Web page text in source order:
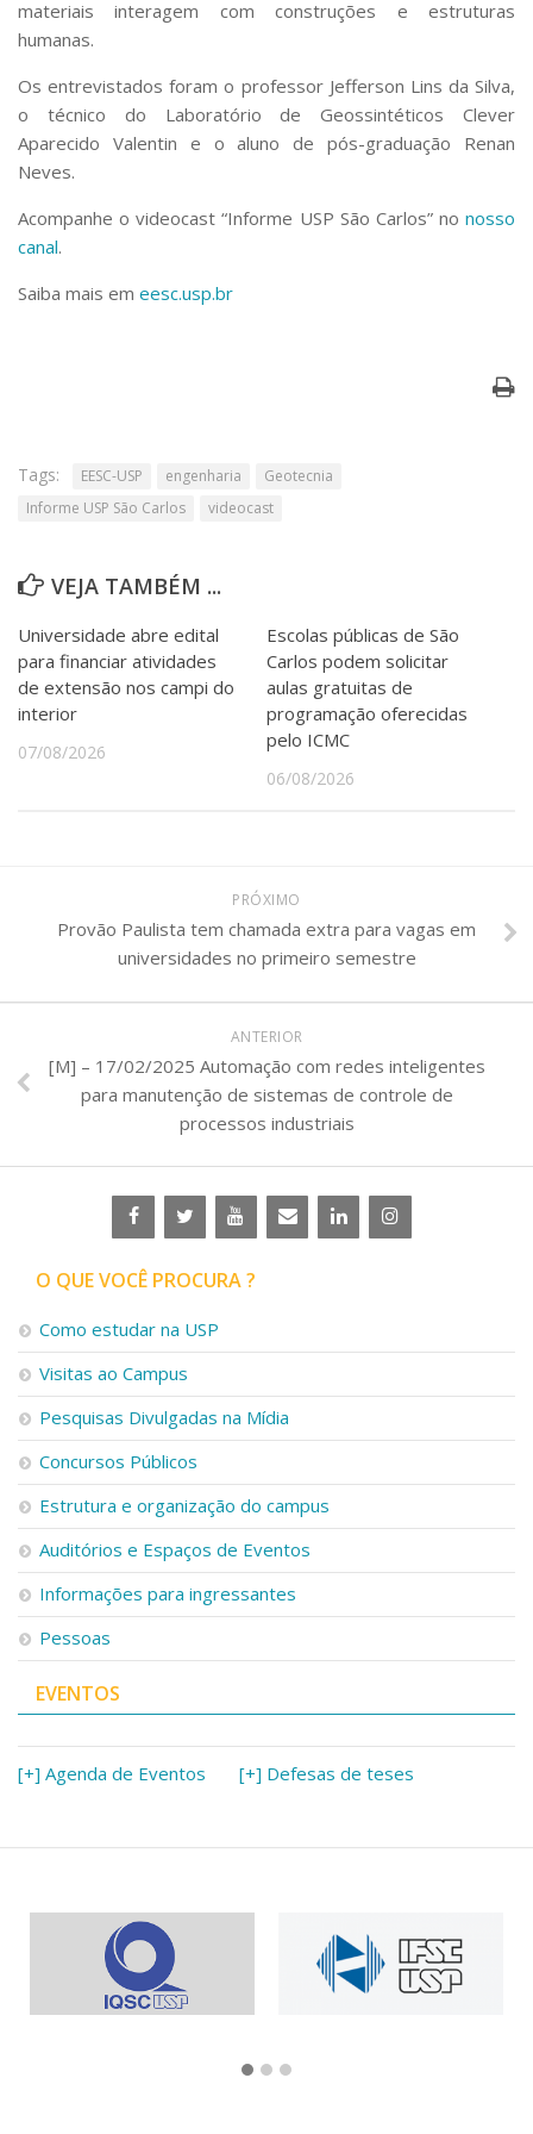
Serviços
Bibliotecas
Segurança, Trânsito e Prevenção
RH, Administrativo e Financeiro
Outros serviços
Comunicação
Assessorias e Mídias
Agenda de Eventos
materiais interagem com construções e estruturas
humanas.
Os entrevistados foram o professor Jefferson Lins da Silva,
o técnico do Laboratório de Geossintéticos Clever
Aparecido Valentin e o aluno de pós-graduação Renan
Neves.
Acompanhe o videocast “Informe USP São Carlos” no nosso
canal.
Saiba mais em eesc.usp.br
Tags: EESC-USP engenharia
Geotecnia
Informe USP São Carlos
videocast
VEJA TAMBÉM ...
Universidade abre edital
para financiar atividades
de extensão nos campi do
interior
07/08/2026
Escolas públicas de São
Carlos podem solicitar
aulas gratuitas de
programação oferecidas
pelo ICMC
06/08/2026
PRÓXIMO
Provão Paulista tem chamada extra para vagas em
universidades no primeiro semestre
ANTERIOR
[M] – 17/02/2025 Automação com redes inteligentes
para manutenção de sistemas de controle de
processos industriais
O QUE VOCÊ PROCURA ?
Como estudar na USP
Visitas ao Campus
Pesquisas Divulgadas na Mídia
Concursos Públicos
Estrutura e organização do campus
Auditórios e Espaços de Eventos
Informações para ingressantes
Pessoas
EVENTOS
[+] Agenda de Eventos [+] Defesas de teses